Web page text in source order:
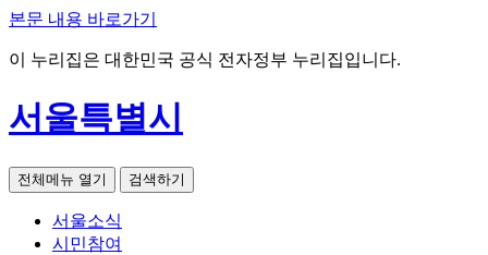
본문 내용 바로가기
이 누리집은 대한민국 공식 전자정부 누리집입니다.
서울특별시
전체메뉴 열기 검색하기
서울소식
시민참여